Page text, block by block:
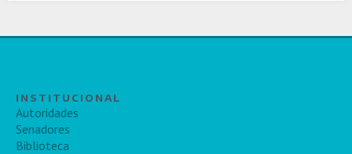
INSTITUCIONAL
Autoridades
Senadores
Biblioteca